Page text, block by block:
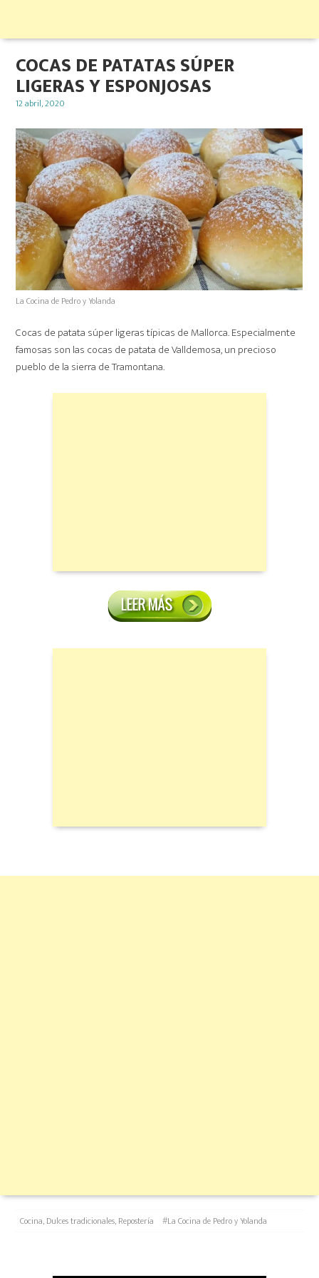
COCAS DE PATATAS SÚPER
LIGERAS Y ESPONJOSAS
Posted
12 abril, 2020
La Cocina de Pedro y Yolanda
Cocas de patata súper ligeras típicas de Mallorca. Especialmente
famosas son las cocas de patata de Valldemosa, un precioso
pueblo de la sierra de Tramontana.
Categories
Cocina, Dulces tradicionales, Repostería Tags
#La Cocina de Pedro y Yolanda